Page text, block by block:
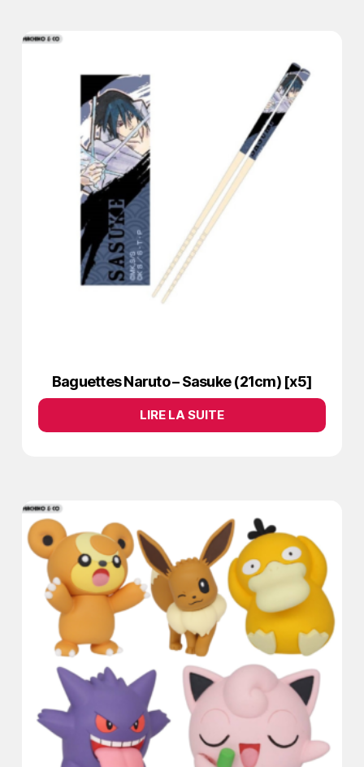
Baguettes Naruto – Sasuke (21cm) [x5]
LIRE LA SUITE